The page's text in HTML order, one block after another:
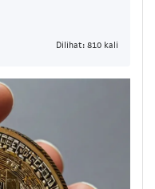
Dilihat: 810 kali